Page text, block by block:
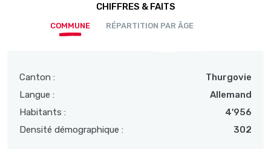
CHIFFRES & FAITS
COMMUNE RÉPARTITION PAR ÂGE
Canton :
Thurgovie
Langue :
Allemand
Habitants :
4'956
Densité démographique :
302